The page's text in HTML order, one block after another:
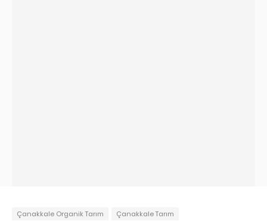
Çanakkale Organik Tarım
Çanakkale Tarım